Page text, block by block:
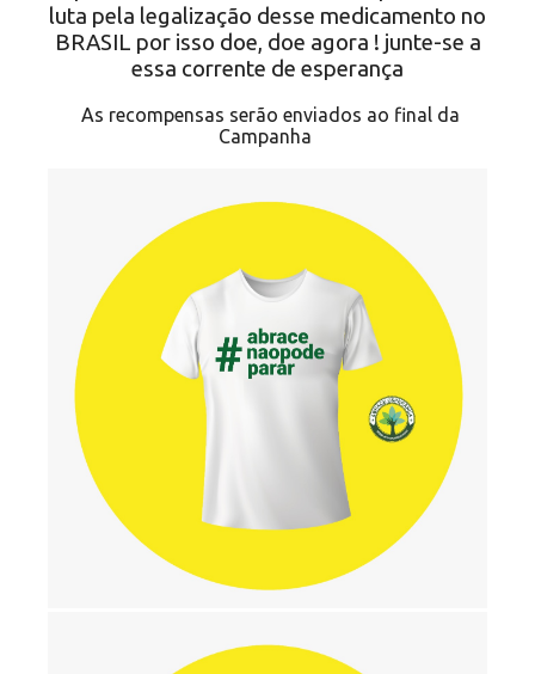
luta pela legalização desse medicamento no
BRASIL por isso doe, doe agora ! junte-se a
essa corrente de esperança
As recompensas serão enviados ao final da
Campanha